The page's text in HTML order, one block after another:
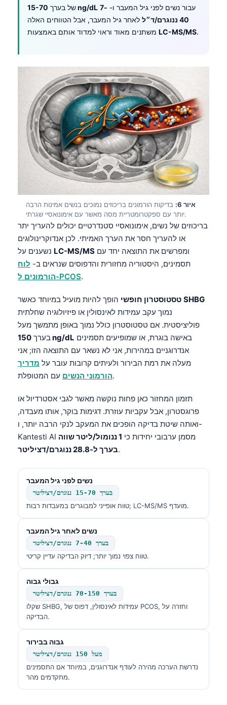
של בערך15-70 ng/dL עבור נשים לפני גיל המעבר ו- 7-
40 ננוגרם/ד״ל
לאחר גיל המעבר, אבל הטווחים האלה
LC-MS/MS.
איור 6:
בדיקות הורמונים בריכוזים נמוכים בנשים אמינות הרבה
יותר עם ספקטרומטריית מסה מאשר עם אימונואסיי שגרתי.
בריכוזים של נשים, אימונואסיי סטנדרטיים יכולים להעריך יתר
או להעריך חסר את הערך האמיתי. לכן אנדוקרינולוגים
LC-MS/MS
תסמינים, היסטוריה מחזורית והדפוסים שנראים ב- לוח
הורמונים ל-PCOS.
טסטוסטרון חופשי SHBG
נמוך עקב עמידות לאינסולין או פיזיולוגיה שחלתית
פוליציסטית. אם טסטוסטרון כולל נמוך באופן מתמשך מעל
בערך150 ng/dL
אנדרוגניים במהירות, אני לא נשאר עם התוצאה הזו; אני
מעלה את רמת הבירור ולעיתים קרובות עובר על מדריך
הורמוני הנשיםעם המטופלת.
תזמון המחזור כאן פחות נוקשה מאשר לגבי אסטרדיול או
פרוגסטרון, אבל עקביות עוזרת. דגימות בוקר, אותו מעבדה,
ואותה שיטת בדיקה הופכים את המעקב לנקי הרבה יותר, ו-
Kantesti AI מסמן ערבובי יחידות כי
1 ננומול/ליטר שווה
בערך ל-28.8 ננוגרם/דציליטר.
נשים לפני גיל המעבר
בערך 15-70 ננוגרם/דציליטר
טווח אופייני למבוגרים במעבדות רבות; LC-MS/MS מועדף.
נשים לאחר גיל המעבר
בערך 7-40 ננוגרם/דציליטר
טווח צפוי נמוך יותר; דיוק הבדיקה עדיין קריטי.
גבולי גבוה
בערך 70-150 ננוגרם/דציליטר
שקלו SHBG, עמידות לאינסולין, דפוס של PCOS, וחזרה על
הבדיקה.
גבוה בבירור
מעל 150 ננוגרם/דציליטר
נדרשת הערכה מהירה לעודף אנדרוגנים, במיוחד אם התסמינים
מתקדמים מהר.
Occitan
العربية المغربية
Монгол
ພາສາລາວ
Basa Jawa
Cebuano
ئۇيغۇرچە
Кыргызча
Татар теле
Беларуская мова
Esperanto
Frysk
Ślōnskŏ gŏdka
Norsk bokmål